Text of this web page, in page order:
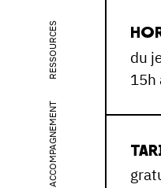
ACCOMPAGNEMENT
RESSOURCES
du
15h